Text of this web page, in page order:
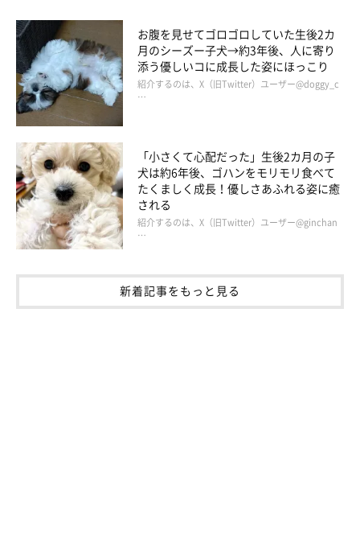
お腹を見せてゴロゴロしていた生後2カ
月のシーズー子犬→約3年後、人に寄り
添う優しいコに成長した姿にほっこり
紹介するのは、X（旧Twitter）ユーザー@doggy_c
…
「小さくて心配だった」生後2カ月の子
犬は約6年後、ゴハンをモリモリ食べて
たくましく成長！優しさあふれる姿に癒
される
紹介するのは、X（旧Twitter）ユーザー@ginchan
…
新着記事をもっと見る